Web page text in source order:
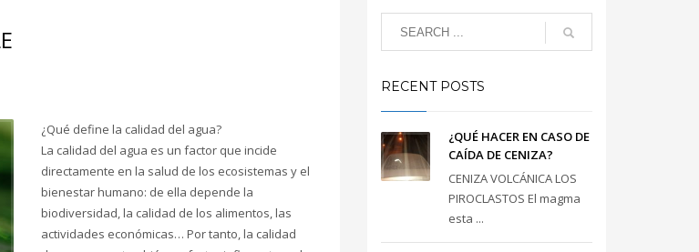
¿Qué define la calidad del agua?
La calidad del agua es un factor que incide
directamente en la salud de los ecosistemas y el
bienestar humano: de ella depende la
biodiversidad, la calidad de los alimentos, las
actividades económicas… Por tanto, la calidad
RECENT POSTS
¿QUÉ HACER EN CASO DE
CAÍDA DE CENIZA?
CENIZA VOLCÁNICA LOS
PIROCLASTOS El magma
esta ...